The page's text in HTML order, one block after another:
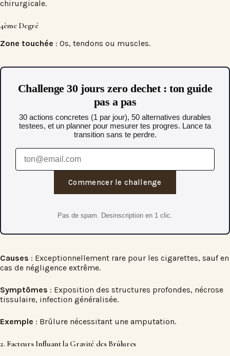
chirurgicale.
4ème Degré
Zone touchée : Os, tendons ou muscles.
Challenge 30 jours zero dechet : ton guide
pas a pas
30 actions concretes (1 par jour), 50 alternatives durables
testees, et un planner pour mesurer tes progres. Lance ta
transition sans te perdre.
Commencer le challenge
Pas de spam. Desinscription en 1 clic.
Causes : Exceptionnellement rare pour les cigarettes, sauf en
cas de négligence extrême.
Symptômes : Exposition des structures profondes, nécrose
tissulaire, infection généralisée.
Exemple : Brûlure nécessitant une amputation.
2. Facteurs Influant la Gravité des Brûlures